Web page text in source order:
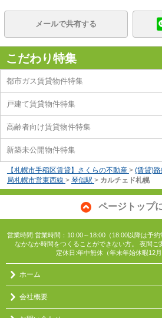
メールで共有する
こだわり特集
都市ガス賃貸物件特集
戸建て賃貸物件特集
高齢者向け賃貸物件特集
新築未公開物件特集
【札幌市手稲区賃貸】さくらの不動産 > (賃貸)
局札幌市営東西線 > 琴似駅 > カルチェド札幌
ページトップ
営業時間:営業時間：10:00～18:00（18:00以降は予
なかなか時間をつくることができない方。 夜間ご
定休日:年中無休（年末年始休暇12月
ホーム
会社概要